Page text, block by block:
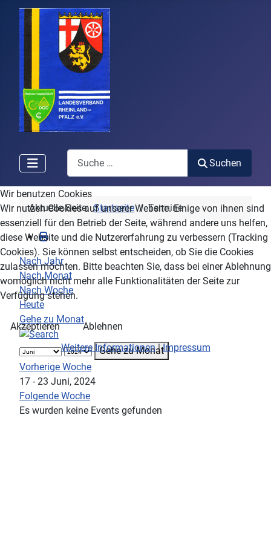
Search
Suchen
Aktuelle Seite:Startseite Termine
Nach Jahr
Nach Monat
Nach Woche
Heute
Gehe zu Monat
Gehe zu Monat
Vorherige Woche
17 - 23 Juni, 2024
Folgende Woche
Es wurden keine Events gefunden
Wir benutzen Cookies
Wir nutzen Cookies auf unserer Website. Einige von ihnen sind
essenziell für den Betrieb der Seite, während andere uns helfen,
diese Website und die Nutzererfahrung zu verbessern (Tracking
Cookies). Sie können selbst entscheiden, ob Sie die Cookies
zulassen möchten. Bitte beachten Sie, dass bei einer Ablehnung
womöglich nicht mehr alle Funktionalitäten der Seite zur
Verfügung stehen.
Akzeptieren
Ablehnen
Weitere Informationen|Impressum